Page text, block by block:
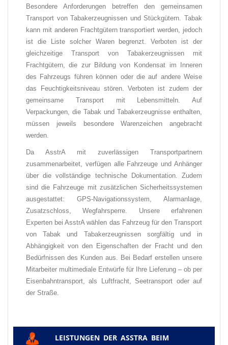
Besondere Anforderungen betreffen den gemeinsamen
Transport von Tabakerzeugnissen und Stückgütern. Tabak
kann mit anderen Frachtgütern transportiert werden, jedoch
ist die Liste solcher Waren begrenzt. Verboten ist der
gleichzeitige Transport von Tabakerzeugnissen mit
Frachtgütern, die zur Bildung von Kondensat im Inneren
des Fahrzeugs führen können oder die auf andere Weise
das Feuchtigkeitsniveau stören. Verboten ist zudem der
gemeinsame Transport mit Lebensmitteln. Auf
Verpackungen, die Tabak und Tabakerzeugnisse enthalten,
müssen jeweils besondere Warenzeichen angebracht
werden.
Da AsstrA mit zuverlässigen Transportpartnern
zusammenarbeitet, verfügen alle Fahrzeuge und Anhänger
über die vollständige technische Dokumentation. Zudem
sind die Fahrzeuge mit zusätzlichen Sicherheitssystemen
ausgestattet: GPS-Navigationssystem, Alarmanlage,
Zusatzschloss, Wegfahrsperre. Unsere erfahrenen
Experten bei AsstrA wählen das Fahrzeug für den Transport
von Tabak und Tabakerzeugnissen sorgfältig und in
Abhängigkeit von den Eigenschaften der Fracht und den
Bedürfnissen des Kunden aus. Bei Bedarf erstellen unsere
Mitarbeiter multimediale Entwürfe für Ihre Lieferung – ob per
Eisenbahntransport, als Luftfracht, Seetransport oder auf
der Straße.
✅
LEISTUNGEN DER ASSTRA BEIM